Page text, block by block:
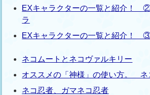
EXキャラクターの一覧と紹介！
ラ
EXキャラクターの一覧と紹介！
ネコムートとネコヴァルキリー
オススメの「神様」の使い方。 ネ
ネコ忍者、ガマネコ忍者